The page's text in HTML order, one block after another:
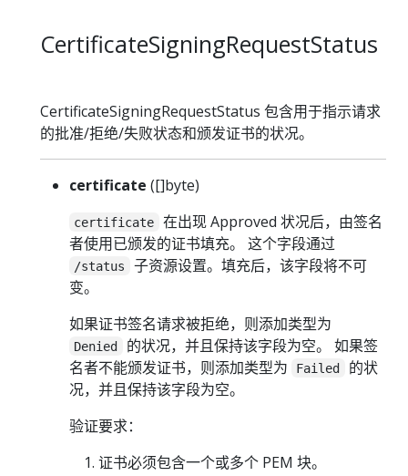
CertificateSigningRequestStatus
CertificateSigningRequestStatus 包含用于指示请求
的批准/拒绝/失败状态和颁发证书的状况。
certificate ([]byte)
certificate
在出现 Approved 状况后，由签名
者使用已颁发的证书填充。 这个字段通过
/status
子资源设置。填充后，该字段将不可
变。
如果证书签名请求被拒绝，则添加类型为
Denied
的状况，并且保持该字段为空。 如果签
名者不能颁发证书，则添加类型为
Failed
的状
况，并且保持该字段为空。
验证要求：
证书必须包含一个或多个 PEM 块。